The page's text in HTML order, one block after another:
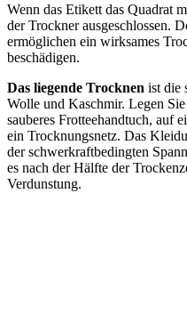
Wenn das Etikett das Quadrat
der Trockner ausgeschlossen.
ermöglichen ein wirksames
beschädigen.
Das liegende Trocknen ist die
Wolle und Kaschmir. Legen
sauberes Frotteehandtuch, auf
ein Trocknungsnetz. Das
der schwerkraftbedingten
es nach der Hälfte der
Verdunstung.